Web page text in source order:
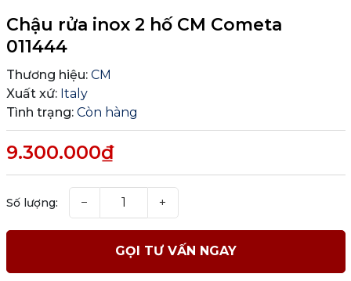
Chậu rửa inox 2 hố CM Cometa
011444
Thương hiệu: CM
Xuất xứ: Italy
Tình trạng: Còn hàng
9.300.000₫
Số lượng: − +
GỌI TƯ VẤN NGAY